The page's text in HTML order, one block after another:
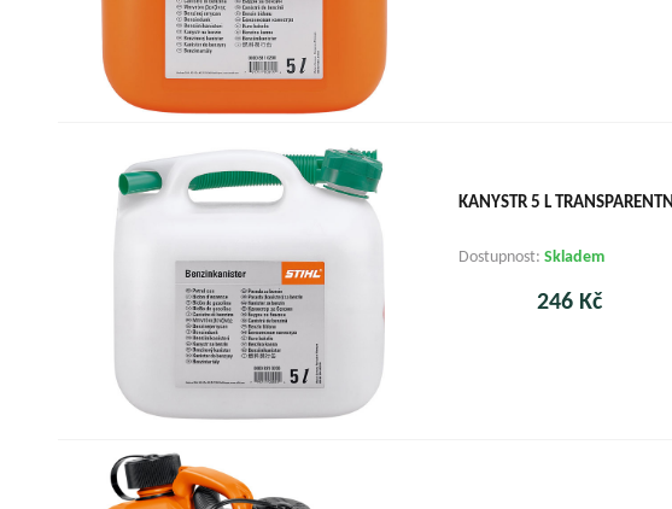
KANYSTR 5 L
Dostupnost: Skladem
246 Kč